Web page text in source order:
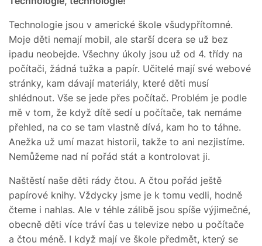
Technologie jsou v americké škole všudypřítomné.
Moje děti nemají mobil, ale starší dcera se už bez
ipadu neobejde. Všechny úkoly jsou už od 4. třídy na
počítači, žádná tužka a papír. Učitelé mají své webové
stránky, kam dávají materiály, které děti musí
shlédnout. Vše se jede přes počítač. Problém je podle
mě v tom, že když dítě sedí u počítače, tak nemáme
přehled, na co se tam vlastně dívá, kam ho to táhne.
Anežka už umí mazat historii, takže to ani nezjistíme.
Nemůžeme nad ní pořád stát a kontrolovat ji.
Naštěstí naše děti rády čtou. A čtou pořád ještě
papírové knihy. Vždycky jsme je k tomu vedli, hodně
čteme i nahlas. Ale v téhle zálibě jsou spíše výjimečné,
obecně děti více tráví čas u televize nebo u počítače
a čtou méně. I když mají ve škole předmět, který se